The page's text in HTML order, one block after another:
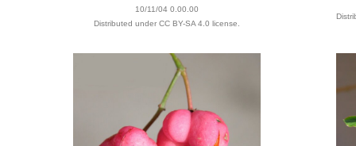
10/11/04 0.00.00
Distributed under CC BY-SA 4.0 license.